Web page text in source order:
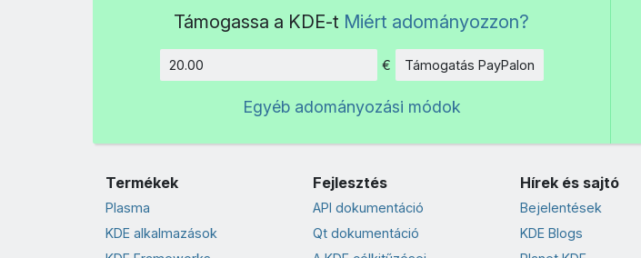
Támogassa a KDE-t Miért adományozzon?
Összeg
€ Támogatás PayPalon
Egyéb adományozási módok
Termékek
Plasma
KDE alkalmazások
Fejlesztés
API dokumentáció
Qt dokumentáció
Hírek és sajtó
Bejelentések
KDE Blogs